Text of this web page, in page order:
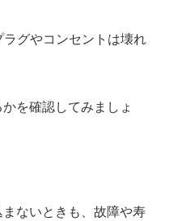
グやコンセントは壊れ
を確認してみましょ
ないときも、故障や寿